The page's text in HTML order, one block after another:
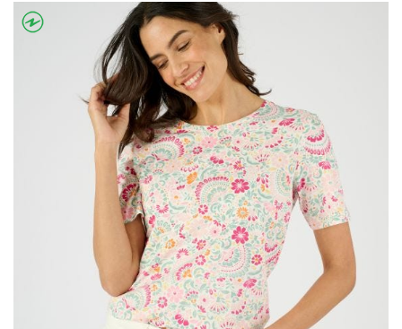
imprimé
pur
coton
Skip
to